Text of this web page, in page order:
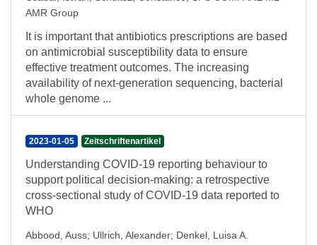
AMR Group
It is important that antibiotics prescriptions are based
on antimicrobial susceptibility data to ensure
effective treatment outcomes. The increasing
availability of next-generation sequencing, bacterial
whole genome ...
2023-01-05 Zeitschriftenartikel
Understanding COVID-19 reporting behaviour to
support political decision-making: a retrospective
cross-sectional study of COVID-19 data reported to
WHO
Abbood, Auss; Ullrich, Alexander; Denkel, Luisa A.